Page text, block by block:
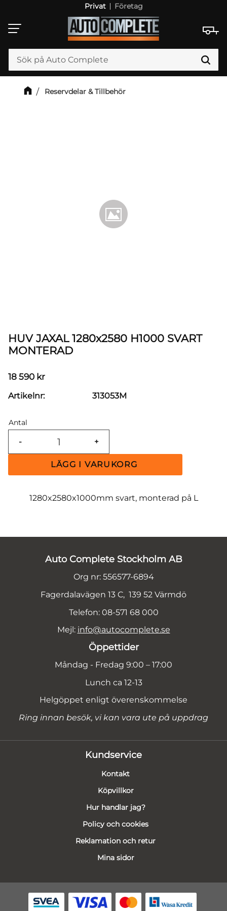
Meny
Privat Företag
Reservdelar & Tillbehör
HUV JAXAL 1280x2580 H1000 SVART
MONTERAD
18 590 kr
Antal
+
-
Artikelnr 313053M
1280x2580x1000mm svart, monterad på L
Auto Complete Stockholm AB
Org nr: 556577-6894
Fagerdalavägen 13 C, 139 52 Värmdö
Telefon: 08-571 68 000
Mejl: info@autocomplete.se
Öppettider
Måndag - Fredag 9:00 – 17:00
Lunch ca 12-13
Helgöppet enligt överenskommelse
Ring innan besök, vi kan vara ute på uppdrag
Kundservice
Kontakt
Köpvillkor
Hur handlar jag?
Policy och cookies
Reklamation och retur
Mina sidor